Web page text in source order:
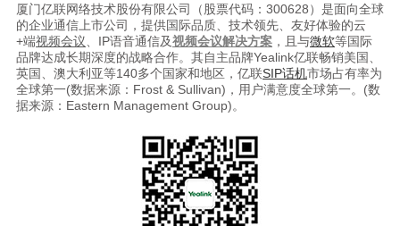
厦门亿联网络技术股份有限公司（股票代码：300628）是面向全球
的企业通信上市公司，提供国际品质、技术领先、友好体验的云
+端视频会议 、IP语音通信及视频会议解决方案 ，且与微软等国际
品牌达成长期深度的战略合作。其自主品牌Yealink亿联畅销美国、
英国、澳大利亚等140多个国家和地区，亿联SIP话机市场占有率为
全球第一(数据来源：Frost & Sullivan)，用户满意度全球第一。(数
据来源：Eastern Management Group)。